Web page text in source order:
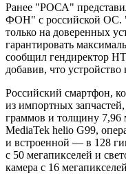
Ранее "РОСА"
ФОН" с российской ОС.
только на доверенных
гарантировать
сообщил гендиректор
добавив, что
Российский смартфон,
из импортных
граммов и толщину 7,96
MediaTek helio G99,
и встроенной — в 128
с 50 мегапикселей и
камера с 16